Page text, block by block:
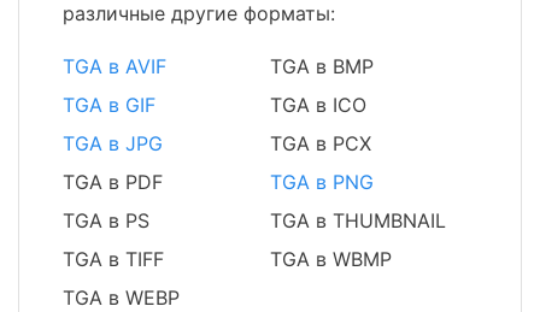
различные другие форматы:
TGA в AVIF
TGA в BMP
TGA в GIF
TGA в ICO
TGA в JPG
TGA в PCX
TGA в PDF
TGA в PNG
TGA в PS
TGA в THUMBNAIL
TGA в TIFF
TGA в WBMP
TGA в WEBP